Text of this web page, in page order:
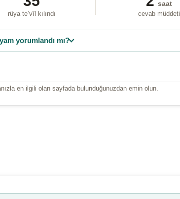
rüya te’vîl kılındı
saat
cevab müddeti
yorumlandı mı?
en ilgili olan sayfada bulunduğunuzdan emin olun.